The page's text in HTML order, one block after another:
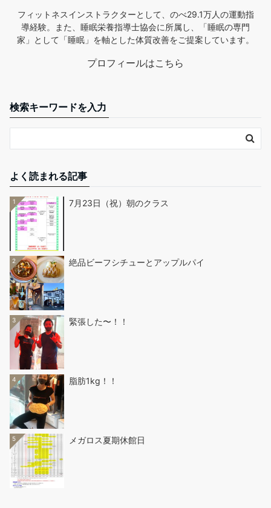
フィットネスインストラクターとして、のべ29.1万人の運動指
導経験。また、睡眠栄養指導士協会に所属し、「睡眠の専門
家」として「睡眠」を軸とした体質改善をご提案しています。
プロフィールはこちら
検索キーワードを入力
よく読まれる記事
1 7月23日（祝）朝のクラス
2 絶品ビーフシチューとアップルパイ
3 緊張した〜！！
4 脂肪1kg！！
5 メガロス夏期休館日